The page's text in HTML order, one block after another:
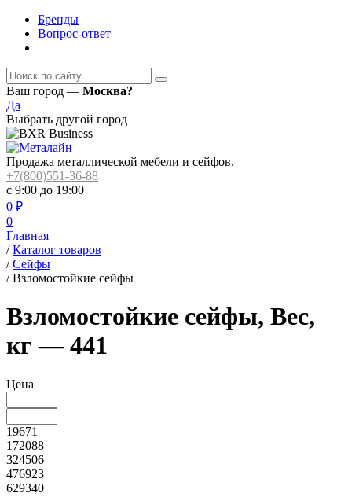
Бренды
Вопрос-ответ
Ваш город — Москва?
Да
Выбрать другой город
Продажа металлической мебели и сейфов.
+7(800)551-36-88
с 9:00 до 19:00
0 ₽
0
Главная
/ Каталог товаров
/ Сейфы
/ Взломостойкие сейфы
Взломостойкие сейфы, Вес,
кг — 441
Цена
19671
172088
324506
476923
629340